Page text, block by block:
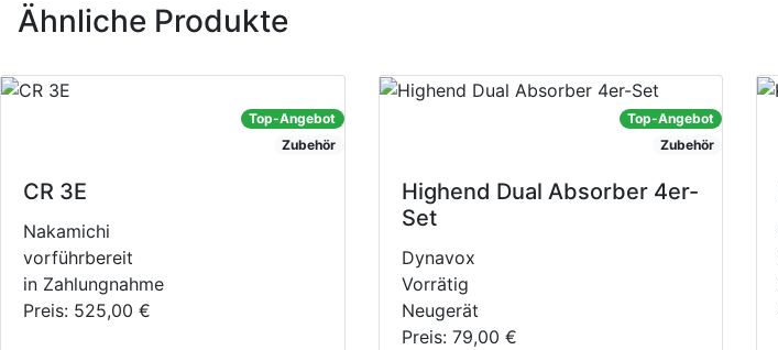
Ähnliche Produkte
Top-Angebot
Zubehör
CR 3E
Nakamichi
vorführbereit
in Zahlungnahme
Preis: 525,00 €
Top-Angebot
Zubehör
Highend Dual Absorber 4er-
Set
Dynavox
Vorrätig
Neugerät
Preis: 79,00 €